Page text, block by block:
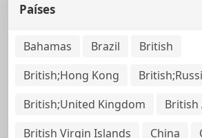
Países
Bahamas Brazil
British
British;Hong Kong
British;United Kingdom
British
British Virgin Islands
China